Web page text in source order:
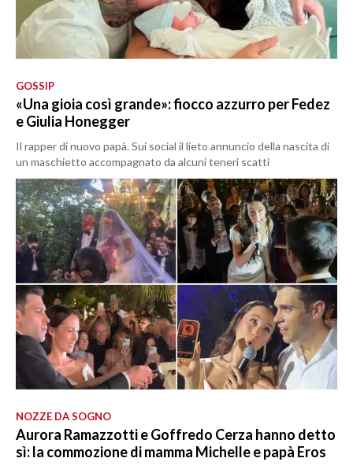
GOSSIP
«Una gioia così grande»: fiocco azzurro per Fedez
e Giulia Honegger
Il rapper di nuovo papà. Sui social il lieto annuncio della nascita di
un maschietto accompagnato da alcuni teneri scatti
NOZZE DA SOGNO
Aurora Ramazzotti e Goffredo Cerza hanno detto
sì: la commozione di mamma Michelle e papà Eros